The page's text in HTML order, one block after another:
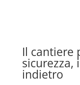
Il cantiere
sicurezza,
indietro